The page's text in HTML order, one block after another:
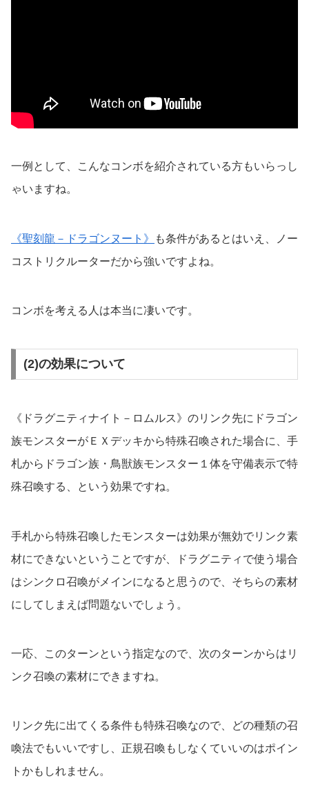
一例として、こんなコンボを紹介されている方もいらっし
ゃいますね。
《聖刻龍－ドラゴンヌート》
も条件があるとはいえ、ノー
コストリクルーターだから強いですよね。
コンボを考える人は本当に凄いです。
(2)の効果について
《ドラグニティナイト－ロムルス》のリンク先にドラゴン
族モンスターがＥＸデッキから特殊召喚された場合に、手
札からドラゴン族・鳥獣族モンスター１体を守備表示で特
殊召喚する、という効果ですね。
手札から特殊召喚したモンスターは効果が無効でリンク素
材にできないということですが、ドラグニティで使う場合
はシンクロ召喚がメインになると思うので、そちらの素材
にしてしまえば問題ないでしょう。
一応、このターンという指定なので、次のターンからはリ
ンク召喚の素材にできますね。
リンク先に出てくる条件も特殊召喚なので、どの種類の召
喚法でもいいですし、正規召喚もしなくていいのはポイン
トかもしれません。